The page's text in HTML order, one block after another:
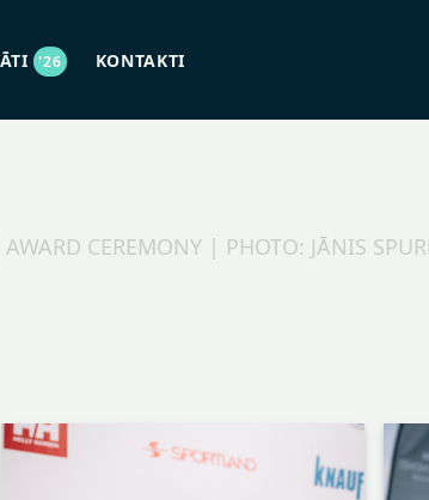
'26 KONTAKTI
CEREMONY | PHOTO: JĀNIS